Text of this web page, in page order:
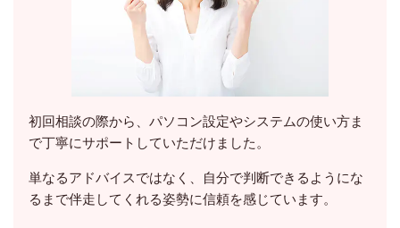
初回相談の際から、パソコン設定やシステムの使い方ま
で丁寧にサポートしていただけました。
単なるアドバイスではなく、
自分で判断できるようにな
るまで伴走してくれる姿勢に信頼を感じています。